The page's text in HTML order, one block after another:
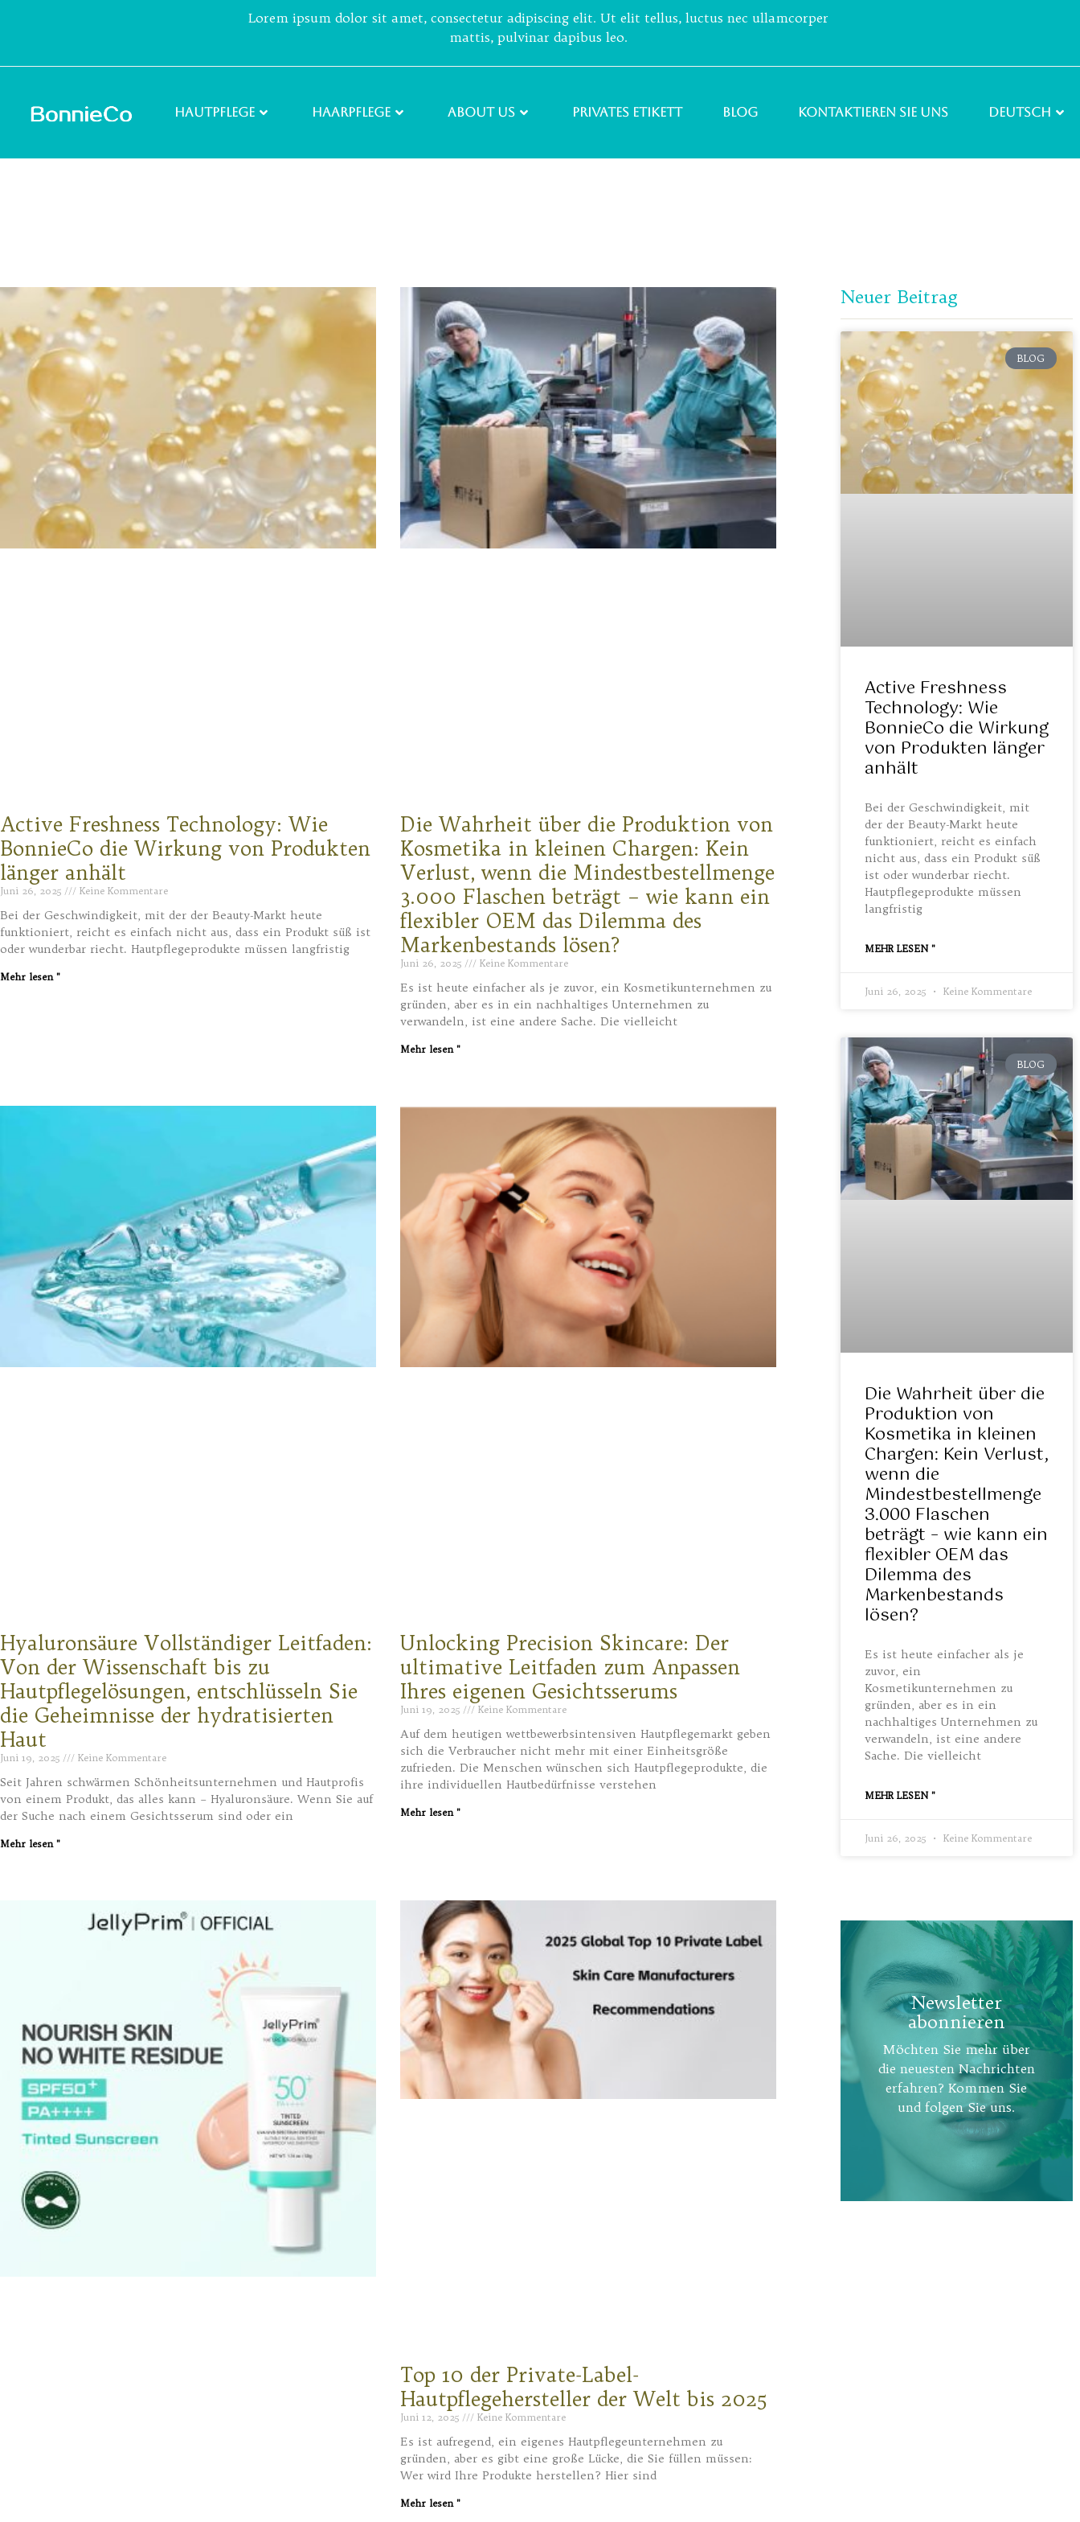
Lorem ipsum dolor sit amet, consectetur adipiscing elit. Ut elit tellus, luctus nec ullamcorper
mattis, pulvinar dapibus leo.
Hautpflege Haarpflege About Us PRIVATES ETIKETT Blog Kontaktieren Sie uns Deutsch
Active Freshness Technology: Wie
BonnieCo die Wirkung von Produkten
länger anhält
Juni 26, 2025 Keine Kommentare
Bei der Geschwindigkeit, mit der der Beauty-Markt heute
funktioniert, reicht es einfach nicht aus, dass ein Produkt süß ist
oder wunderbar riecht. Hautpflegeprodukte müssen langfristig
Mehr lesen "
Die Wahrheit über die Produktion von
Kosmetika in kleinen Chargen: Kein
Verlust, wenn die Mindestbestellmenge
3.000 Flaschen beträgt – wie kann ein
flexibler OEM das Dilemma des
Markenbestands lösen?
Juni 26, 2025 Keine Kommentare
Es ist heute einfacher als je zuvor, ein Kosmetikunternehmen zu
gründen, aber es in ein nachhaltiges Unternehmen zu
verwandeln, ist eine andere Sache. Die vielleicht
Mehr lesen "
Hyaluronsäure Vollständiger Leitfaden:
Von der Wissenschaft bis zu
Hautpflegelösungen, entschlüsseln Sie
die Geheimnisse der hydratisierten
Haut
Juni 19, 2025 Keine Kommentare
Seit Jahren schwärmen Schönheitsunternehmen und Hautprofis
von einem Produkt, das alles kann – Hyaluronsäure. Wenn Sie auf
der Suche nach einem Gesichtsserum sind oder ein
Mehr lesen "
Unlocking Precision Skincare: Der
ultimative Leitfaden zum Anpassen
Ihres eigenen Gesichtsserums
Juni 19, 2025 Keine Kommentare
Auf dem heutigen wettbewerbsintensiven Hautpflegemarkt geben
sich die Verbraucher nicht mehr mit einer Einheitsgröße
zufrieden. Die Menschen wünschen sich Hautpflegeprodukte, die
ihre individuellen Hautbedürfnisse verstehen
Mehr lesen "
Top 10 der Private-Label-
Hautpflegehersteller der Welt bis 2025
Juni 12, 2025 Keine Kommentare
Es ist aufregend, ein eigenes Hautpflegeunternehmen zu
gründen, aber es gibt eine große Lücke, die Sie füllen müssen:
Wer wird Ihre Produkte herstellen? Hier sind
Mehr lesen "
Neuer Beitrag
BLOG
Active Freshness
Technology: Wie
BonnieCo die Wirkung
von Produkten länger
anhält
Bei der Geschwindigkeit, mit
der der Beauty-Markt heute
funktioniert, reicht es einfach
nicht aus, dass ein Produkt süß
ist oder wunderbar riecht.
Hautpflegeprodukte müssen
langfristig
MEHR LESEN "
Juni 26, 2025 Keine Kommentare
BLOG
Die Wahrheit über die
Produktion von
Kosmetika in kleinen
Chargen: Kein Verlust,
wenn die
Mindestbestellmenge
3.000 Flaschen
beträgt – wie kann ein
flexibler OEM das
Dilemma des
Markenbestands
lösen?
Es ist heute einfacher als je
zuvor, ein
Kosmetikunternehmen zu
gründen, aber es in ein
nachhaltiges Unternehmen zu
verwandeln, ist eine andere
Sache. Die vielleicht
MEHR LESEN "
Juni 26, 2025 Keine Kommentare
Newsletter
abonnieren
Möchten Sie mehr über
die neuesten Nachrichten
erfahren? Kommen Sie
und folgen Sie uns.